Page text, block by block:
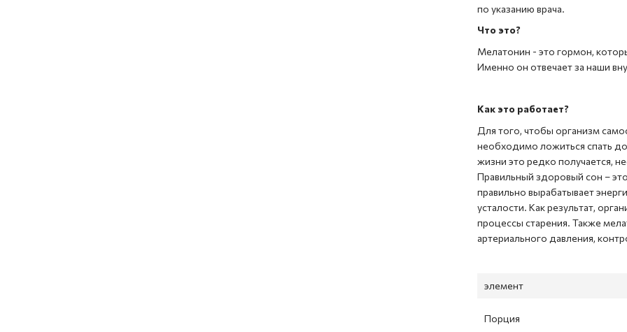
по указанию врача.
Что это?
Мелатонин - это гормон,
Именно он отвечает за наши
Как это работает?
Для того, чтобы организм
необходимо ложиться спать
жизни это редко получается,
Правильный здоровый сон –
правильно вырабатывает
усталости. Как результат,
процессы старения. Также
артериального давления,
элемент
Порция